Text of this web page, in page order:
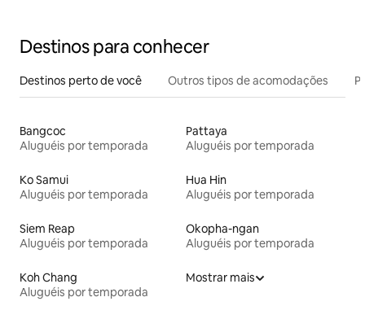
Destinos para conhecer
Destinos perto de você Outros tipos de acomodações
Bangcoc
Aluguéis por temporada
Pattaya
Aluguéis por temporada
Ko Samui
Aluguéis por temporada
Hua Hin
Aluguéis por temporada
Siem Reap
Aluguéis por temporada
Okopha-ngan
Aluguéis por temporada
Koh Chang
Aluguéis por temporada
Mostrar mais